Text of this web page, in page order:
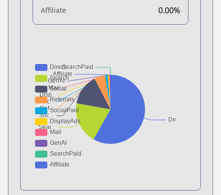
Affiliate 0.00%